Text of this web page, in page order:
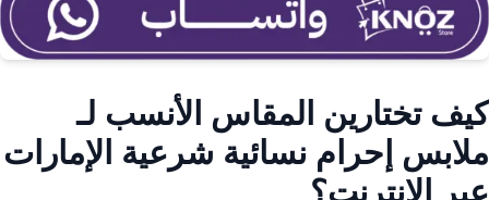
كيف تختارين المقاس الأنسب لـ
ملابس إحرام نسائية شرعية الإمارات
عبر الإنترنت؟